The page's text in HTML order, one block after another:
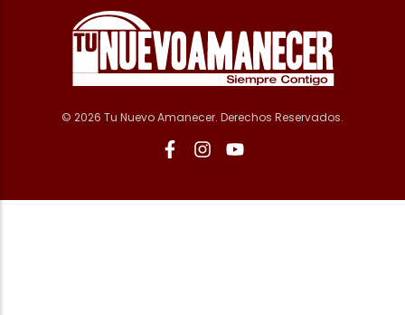
© 2026 Tu Nuevo Amanecer. Derechos Reservados.